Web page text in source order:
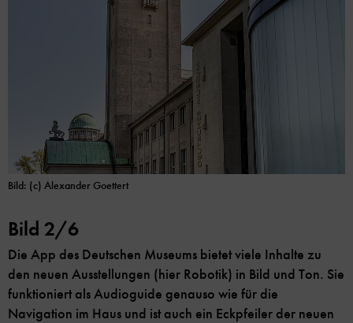
Bild: (c) Alexander Goettert
Bild 2/6
Die App des Deutschen Museums bietet viele Inhalte zu
den neuen Ausstellungen (hier Robotik) in Bild und Ton. Sie
funktioniert als Audioguide genauso wie für die
Navigation im Haus und ist auch ein Eckpfeiler der neuen